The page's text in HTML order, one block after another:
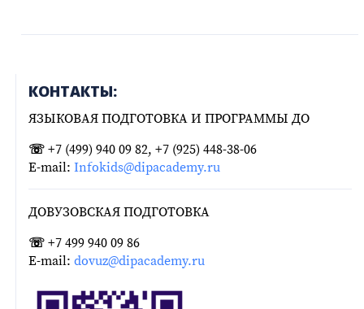
КОНТАКТЫ:
ЯЗЫКОВАЯ ПОДГОТОВКА И ПРОГРАММЫ ДО
☏+7 (499) 940 09 82, +7 (925) 448-38-06
E-mail: Infokids@dipacademy.ru
ДОВУЗОВСКАЯ ПОДГОТОВКА
☏+7 499 940 09 86
E-mail: dovuz@dipacademy.ru